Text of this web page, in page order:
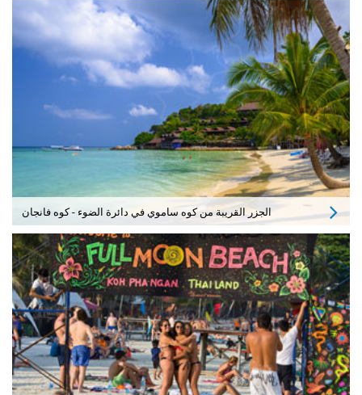
الجزر القريبة من كوه ساموي في دائرة الضوء - كوه فانجان